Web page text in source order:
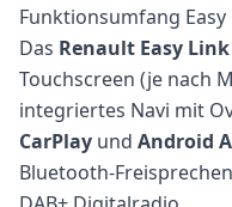
Funktionsumfang Easy
Das Renault Easy Link
Touchscreen (je nach
integriertes Navi mit
CarPlay und Android
Bluetooth-